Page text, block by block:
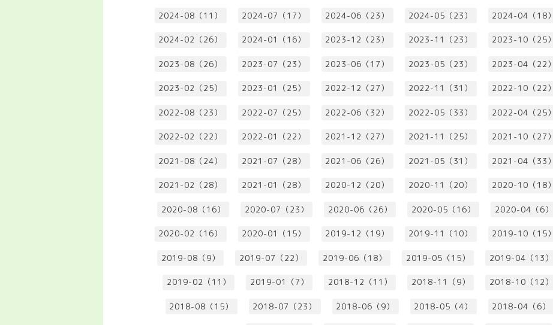
2024-08（11） 2024-07（17） 2024-06（23） 2024-05（23） 2024-04（18）
2024-02（26） 2024-01（16） 2023-12（23） 2023-11（23） 2023-10（25）
2023-08（26） 2023-07（23） 2023-06（17） 2023-05（23） 2023-04（22）
2023-02（25） 2023-01（25） 2022-12（27） 2022-11（31） 2022-10（22）
2022-08（23） 2022-07（25） 2022-06（32） 2022-05（33） 2022-04（25）
2022-02（22） 2022-01（22） 2021-12（27） 2021-11（25） 2021-10（27）
2021-08（24） 2021-07（28） 2021-06（26） 2021-05（31） 2021-04（33）
2021-02（28） 2021-01（28） 2020-12（20） 2020-11（20） 2020-10（18）
2020-08（16） 2020-07（23） 2020-06（26） 2020-05（16） 2020-04（6）
2020-02（16） 2020-01（15） 2019-12（19） 2019-11（10） 2019-10（15）
2019-08（9） 2019-07（22） 2019-06（18） 2019-05（15） 2019-04（13）
2019-02（11） 2019-01（7） 2018-12（11） 2018-11（9） 2018-10（12）
2018-08（15） 2018-07（23） 2018-06（9） 2018-05（4） 2018-04（6）